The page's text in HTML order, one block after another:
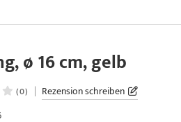
ø 16 cm, gelb
(0) | Rezension schreiben